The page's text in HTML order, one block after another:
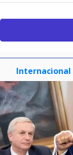
Internacional